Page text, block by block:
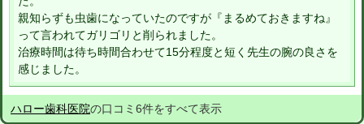
親知らずも虫歯になっていたのですが『まるめておきますね』
って言われてガリゴリと削られました。
治療時間は待ち時間合わせて15分程度と短く先生の腕の良さを
感じました。
ハロー歯科医院の口コミ6件をすべて表示